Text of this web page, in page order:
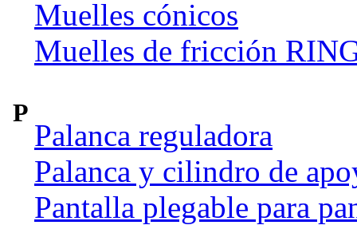
Muelles cónicos
Muelles de fricción
P
Palanca reguladora
Palanca y cilindro de
Pantalla plegable para